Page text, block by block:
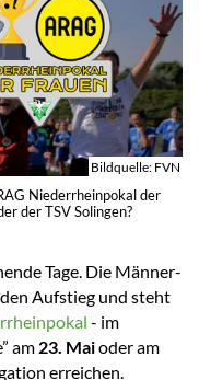
Bildquelle: FVN
Niederrheinpokal der
der TSV Solingen?
Tage. Die Männer-
Aufstieg und steht
- im
am 23. Maioder am
erreichen.